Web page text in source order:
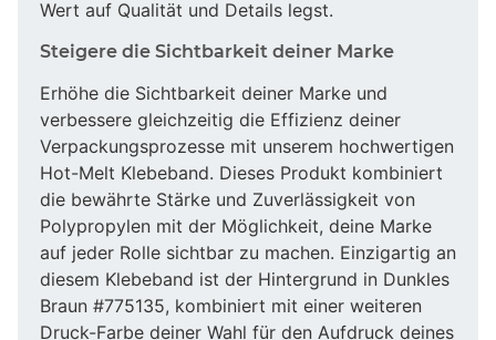
Wert auf Qualität und Details legst.
Steigere die Sichtbarkeit deiner Marke
Erhöhe die Sichtbarkeit deiner Marke und
verbessere gleichzeitig die Effizienz deiner
Verpackungsprozesse mit unserem hochwertigen
Hot-Melt Klebeband. Dieses Produkt kombiniert
die bewährte Stärke und Zuverlässigkeit von
Polypropylen mit der Möglichkeit, deine Marke
auf jeder Rolle sichtbar zu machen. Einzigartig an
diesem Klebeband ist der Hintergrund in Dunkles
Braun #775135, kombiniert mit einer weiteren
Druck-Farbe deiner Wahl für den Aufdruck deines